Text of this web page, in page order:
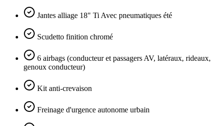
Jantes alliage 18" Ti Avec pneumatiques été
Scudetto finition chromé
6 airbags (conducteur et passagers AV, latéraux, rideaux,
genoux conducteur)
Kit anti-crevaison
Freinage d'urgence autonome urbain